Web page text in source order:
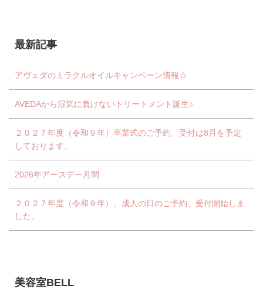
最新記事
アヴェダのミラクルオイルキャンペーン情報☆
AVEDAから湿気に負けないトリートメント誕生♪
２０２７年度（令和９年）卒業式のご予約、受付は8月を予定
しております。
2026年アースデー月間
２０２７年度（令和９年）、成人の日のご予約、受付開始しま
した。
美容室BELL